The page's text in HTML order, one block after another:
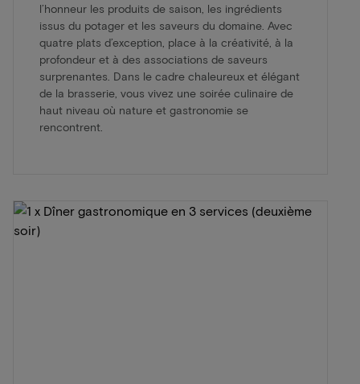
l’honneur les produits de saison, les ingrédients
issus du potager et les saveurs du domaine. Avec
quatre plats d’exception, place à la créativité, à la
profondeur et à des associations de saveurs
surprenantes. Dans le cadre chaleureux et élégant
de la brasserie, vous vivez une soirée culinaire de
haut niveau où nature et gastronomie se
rencontrent.